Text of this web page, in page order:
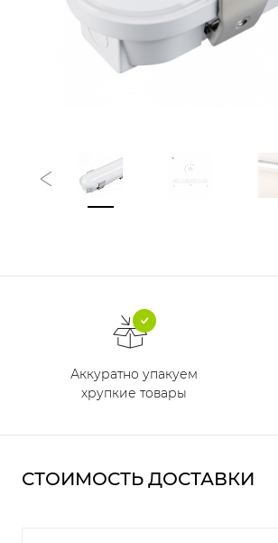
Аккуратно упакуем
хрупкие товары
СТОИМОСТЬ ДОСТАВКИ